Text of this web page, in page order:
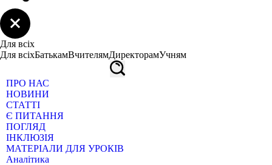
Для всіх
Для всіхБатькамВчителямДиректорамУчням
ПРО НАС
НОВИНИ
СТАТТІ
Є ПИТАННЯ
ПОГЛЯД
ІНКЛЮЗІЯ
МАТЕРІАЛИ ДЛЯ УРОКІВ
Аналітика